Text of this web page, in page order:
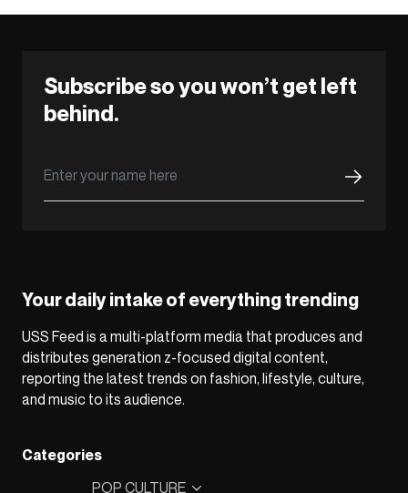
Subscribe so you won’t get left
behind.
Your daily intake of everything trending
USS Feed is a multi-platform media that produces and
distributes generation z-focused digital content,
reporting the latest trends on fashion, lifestyle, culture,
and music to its audience.
Categories
POP CULTURE